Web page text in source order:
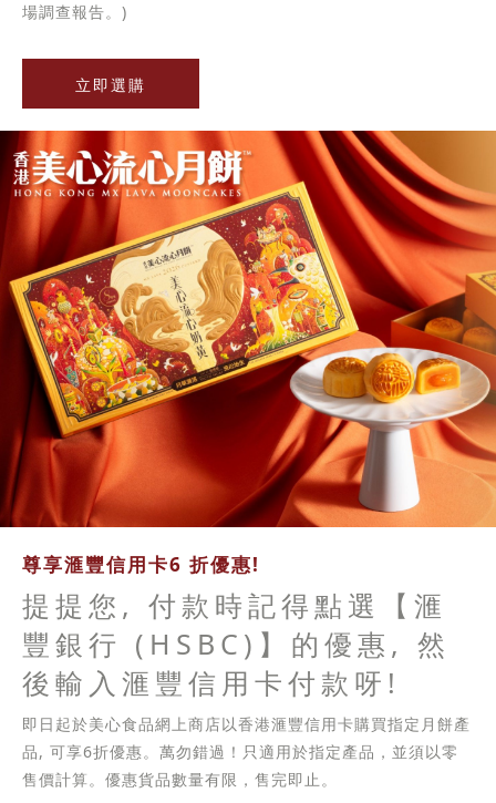
場調查報告。)
立即選購
尊享滙豐信用卡6 折優惠!
提提您, 付款時記得點選【滙
豐銀行 (HSBC)】的優惠, 然
後輸入滙豐信用卡付款呀!
即日起於美心食品網上商店以香港滙豐信用卡購買指定月餅產
品, 可享6折優惠。萬勿錯過！只適用於指定產品，並須以零
售價計算。優惠貨品數量有限，售完即止。